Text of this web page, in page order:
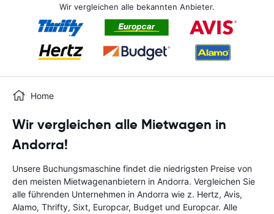
Wir vergleichen alle bekannten Anbieter.
Home
Wir vergleichen alle Mietwagen in
Andorra!
Unsere Buchungsmaschine findet die niedrigsten Preise von
den meisten Mietwagenanbietern in Andorra. Vergleichen Sie
alle führenden Unternehmen in Andorra wie z. Hertz, Avis,
Alamo, Thrifty, Sixt, Europcar, Budget und Europcar. Alle